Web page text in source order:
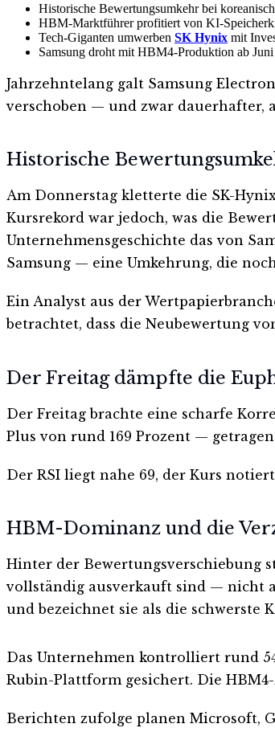
Historische Bewertungsumkehr bei
HBM-Marktführer profitiert von KI-
Tech-Giganten umwerben SK Hynix mit
Samsung droht mit HBM4-Produktion ab Juni
Jahrzehntelang galt Samsung
verschoben — und zwar dauerhafter,
Historische
Am Donnerstag kletterte die SK-
Kursrekord war jedoch, was die
Unternehmensgeschichte das von
Samsung — eine Umkehrung, die
Ein Analyst aus der
betrachtet, dass die Neubewertung
Der Freitag dämpfte die
Der Freitag brachte eine scharfe
Plus von rund 169 Prozent —
Der RSI liegt nahe 69, der Kurs
HBM-Dominanz und die
Hinter der Bewertungsverschiebung
vollständig ausverkauft sind — nicht
und bezeichnet sie als die schwerste
Das Unternehmen kontrolliert rund
Rubin-Plattform gesichert. Die
Berichten zufolge planen Microsoft,